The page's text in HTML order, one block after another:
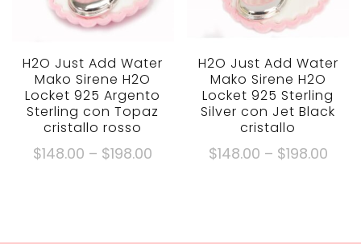
essere
sulla
pagina
del
prodotto
scelte
sulla
pagina
del
prodotto
H2O Just Add Water
Mako Sirene H2O
Locket 925 Argento
Sterling con Topaz
cristallo rosso
$148.00 – $198.00
Attraverso
H2O Just Add Water
Mako Sirene H2O
Locket 925 Sterling
Silver con Jet Black
cristallo
$148.00 – $198.00